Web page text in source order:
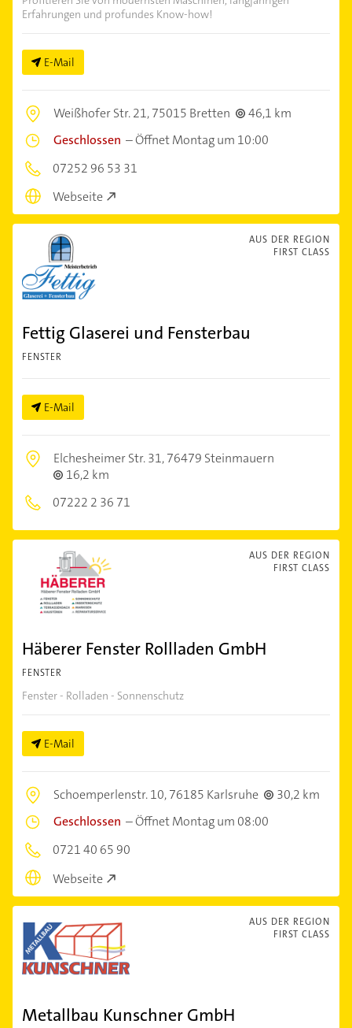
Erfahrungen und profundes Know-how!
E-Mail
Weißhofer Str. 21,75015 Bretten
46,1 km
Geschlossen –Öffnet Montag um 10:00
07252 96 53 31
Webseite
AUS DER REGION
FIRST CLASS
Fettig Glaserei und Fensterbau
FENSTER
E-Mail
Elchesheimer Str. 31,76479 Steinmauern
16,2 km
07222 2 36 71
AUS DER REGION
FIRST CLASS
Häberer Fenster Rollladen GmbH
FENSTER
Fenster - Rolladen - Sonnenschutz
E-Mail
Schoemperlenstr. 10,76185 Karlsruhe
30,2 km
Geschlossen –Öffnet Montag um 08:00
0721 40 65 90
Webseite
AUS DER REGION
FIRST CLASS
Metallbau Kunschner GmbH